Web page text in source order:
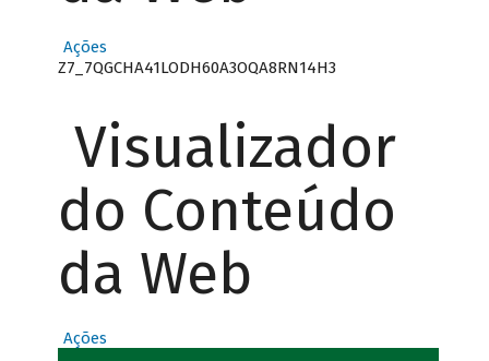
Ações
Z7_7QGCHA41LODH60A3OQA8RN14H3
Visualizador
do Conteúdo
da Web
Ações